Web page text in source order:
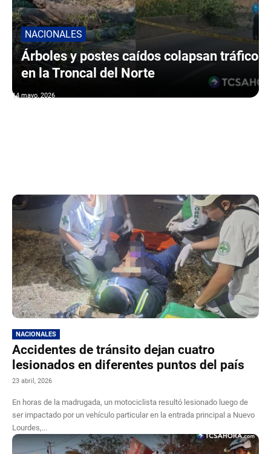
NACIONALES
Árboles y postes caídos colapsan tráfico
en la Troncal del Norte
14 mayo, 2026
NACIONALES
Accidentes de tránsito dejan cuatro
lesionados en diferentes puntos del país
23 abril, 2026
En horas de la madrugada, un motociclista resultó lesionado luego de
ser impactado por un vehículo particular en la entrada principal a Nuevo
Lourdes,...